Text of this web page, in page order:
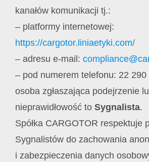
kanałów komunikacji tj.:
– platformy internetowej:
https://cargotor.liniaetyki.com/
– adresu e-mail:
– pod numerem telefonu: 22 290
osoba zgłaszająca podejrzenie
nieprawidłowość to Sygnalista.
Spółka CARGOTOR respektuje
Sygnalistów do zachowania
i zabezpieczenia danych